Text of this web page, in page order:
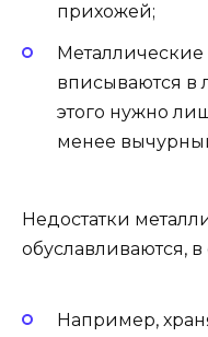
прихожей;
вписываются в
этого нужно
менее
Недостатки
обуславливаются,
Например,